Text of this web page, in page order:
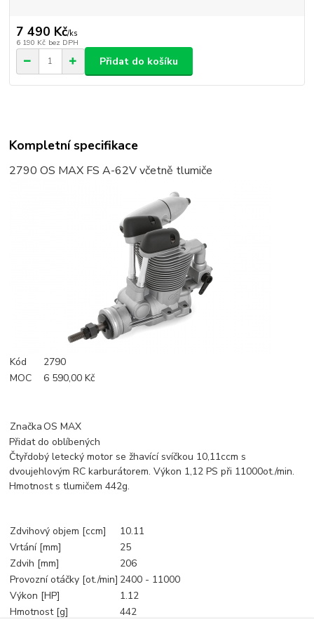
7 490 Kč/ks
6 190 Kč bez DPH
Přidat do košíku
Kompletní specifikace
2790OS MAX FS A-62V včetně tlumiče
Kód
2790
MOC
6 590,00 Kč
ZnačkaOS MAX
Přidat do oblíbených
Čtyřdobý letecký motor se žhavící svíčkou 10,11ccm s
dvoujehlovým RC karburátorem. Výkon 1,12 PS při 11000ot./min.
Hmotnost s tlumičem 442g.
Zdvihový objem [ccm]
10.11
Vrtání [mm]
25
Zdvih [mm]
206
Provozní otáčky [ot./min] 2400 - 11000
Výkon [HP]
1.12
Hmotnost [g]
442